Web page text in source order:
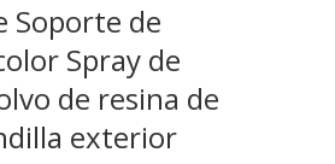
Soporte de
Spray de
de resina de
exterior